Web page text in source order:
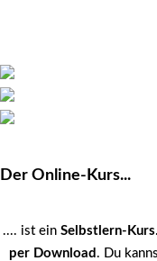
Der Online-Kurs...
.... ist ein Selbstlern-Kurs
per Download . Du